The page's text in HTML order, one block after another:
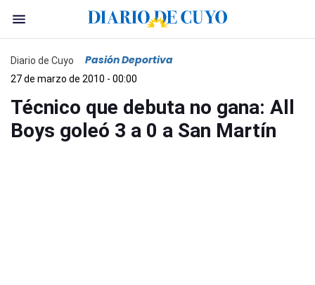
Diario de Cuyo Pasión Deportiva
27 de marzo de 2010 - 00:00
Técnico que debuta no gana: All
Boys goleó 3 a 0 a San Martín